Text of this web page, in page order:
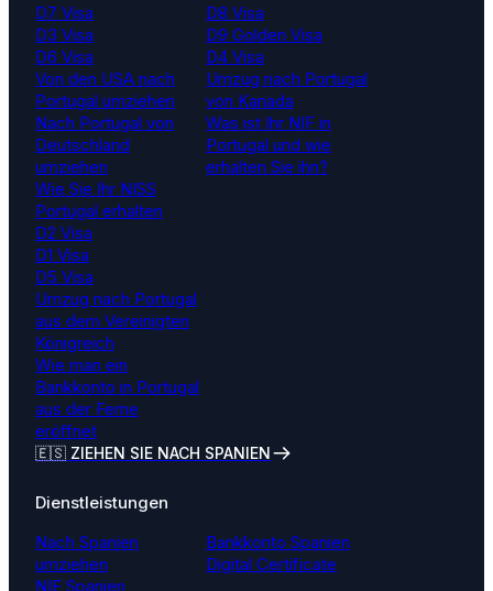
D7 Visa
D3 Visa
D6 Visa
Von den USA nach
Portugal umziehen
Nach Portugal von
Deutschland
umziehen
Wie Sie Ihr NISS
Portugal erhalten
D8 Visa
D9 Golden Visa
D4 Visa
Umzug nach Portugal
von Kanada
Was ist Ihr NIF in
Portugal und wie
erhalten Sie ihn?
D2 Visa
D1 Visa
D5 Visa
Umzug nach Portugal
aus dem Vereinigten
Königreich
Wie man ein
Bankkonto in Portugal
aus der Ferne
eröffnet
🇪🇸 ZIEHEN SIE NACH SPANIEN
Dienstleistungen
Nach Spanien
umziehen
NIE Spanien
Bankkonto Spanien
Digital Certificate